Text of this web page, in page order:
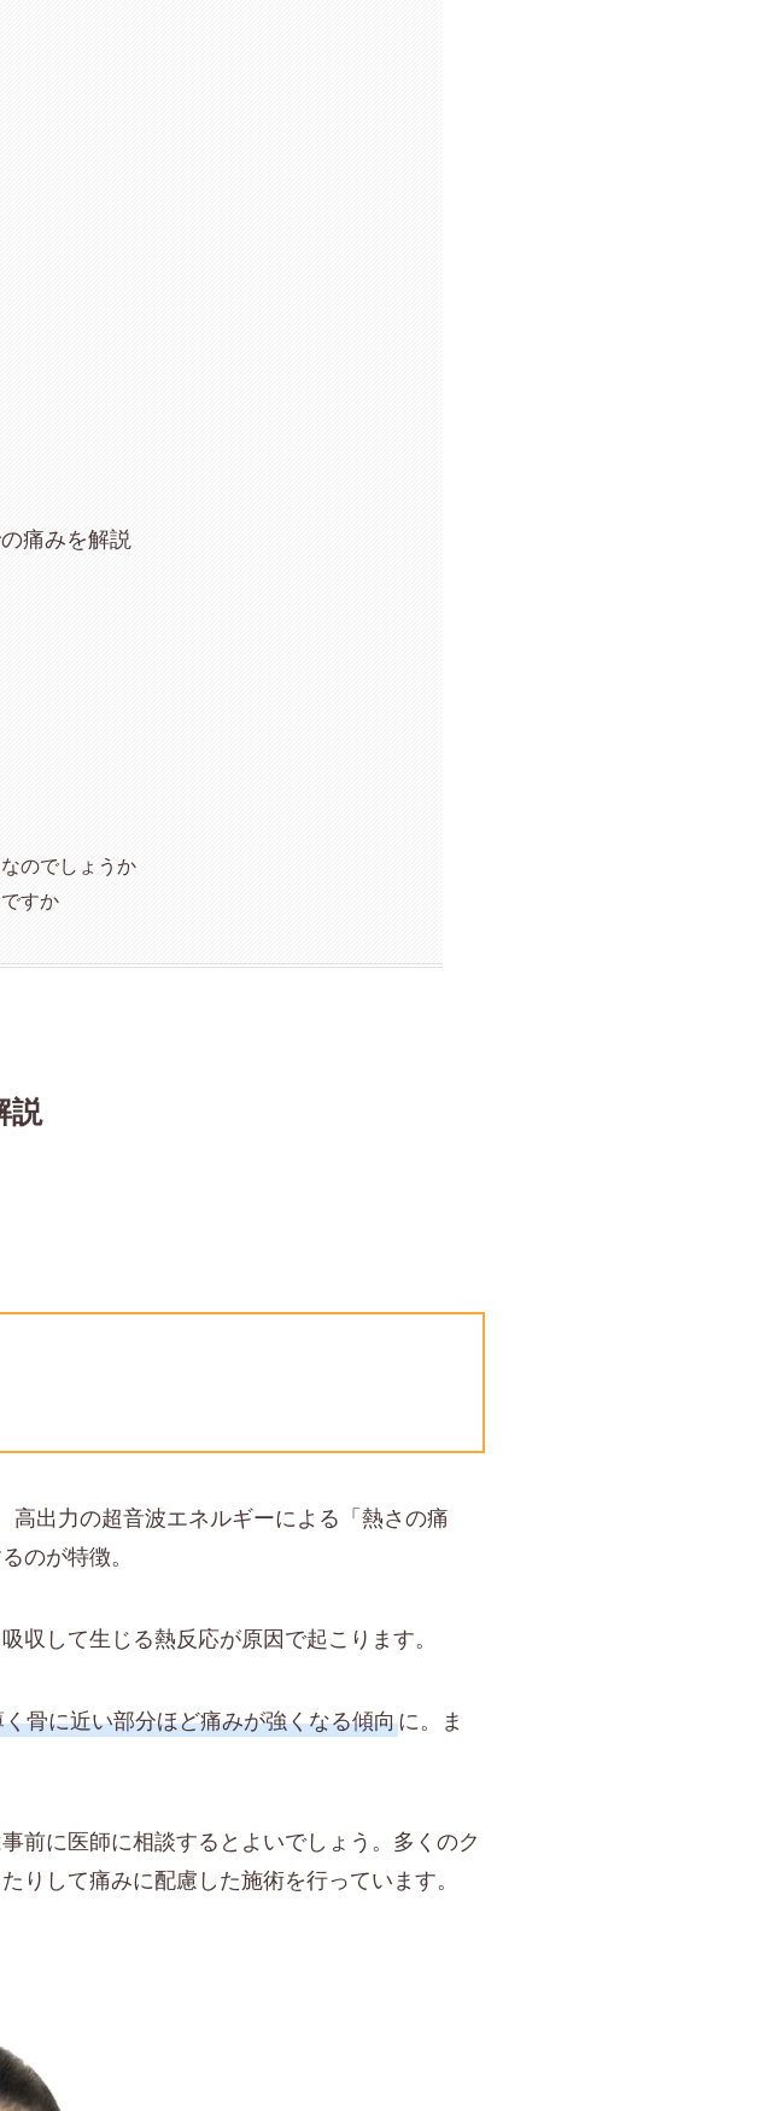
痛みを解説
のでしょうか
すか
説
出力の超音波エネルギーによる「熱さの痛
のが特徴。
収して生じる熱反応が原因で起こります。
骨に近い部分ほど痛みが強くなる傾向に。ま
前に医師に相談するとよいでしょう。多くのク
りして痛みに配慮した施術を行っています。